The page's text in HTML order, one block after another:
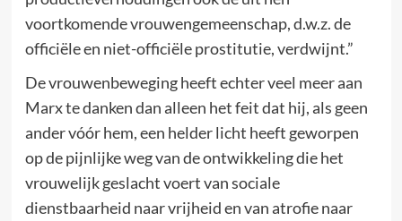
voortkomende vrouwengemeenschap, d.w.z. de
officiële en niet-officiële prostitutie, verdwijnt.”
De vrouwenbeweging heeft echter veel meer aan
Marx te danken dan alleen het feit dat hij, als geen
ander vóór hem, een helder licht heeft geworpen
op de pijnlijke weg van de ontwikkeling die het
vrouwelijk geslacht voert van sociale
dienstbaarheid naar vrijheid en van atrofie naar